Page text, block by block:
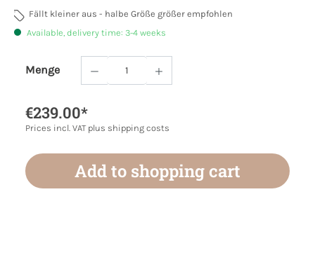
Fällt kleiner aus - halbe Größe größer empfohlen
Available, delivery time: 3-4 weeks
Menge
Product Quantity: Enter the desired
€239.00*
Prices incl. VAT plus shipping costs
Add to shopping cart